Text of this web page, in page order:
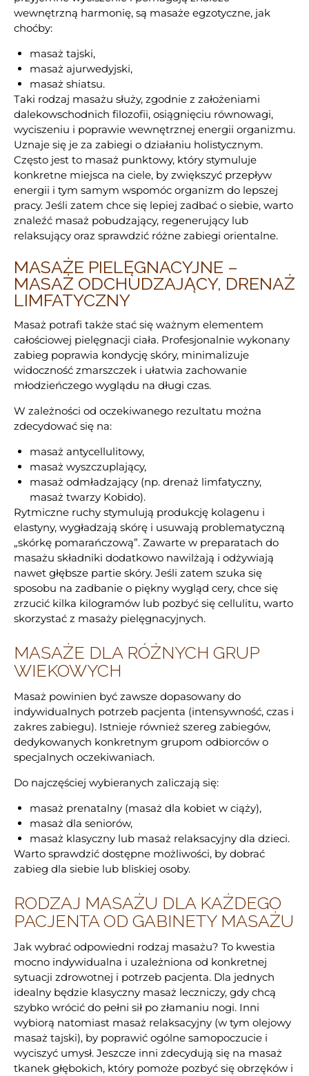
wewnętrzną harmonię, są masaże egzotyczne, jak
choćby:
masaż tajski,
masaż ajurwedyjski,
masaż shiatsu.
Taki rodzaj masażu służy, zgodnie z założeniami
dalekowschodnich filozofii, osiągnięciu równowagi,
wyciszeniu i poprawie wewnętrznej energii organizmu.
Uznaje się je za zabiegi o działaniu holistycznym.
Często jest to masaż punktowy, który stymuluje
konkretne miejsca na ciele, by zwiększyć przepływ
energii i tym samym wspomóc organizm do lepszej
pracy. Jeśli zatem chce się lepiej zadbać o siebie, warto
znaleźć masaż pobudzający, regenerujący lub
relaksujący oraz sprawdzić różne zabiegi orientalne.
MASAŻE PIELĘGNACYJNE –
MASAŻ ODCHUDZAJĄCY, DRENAŻ
LIMFATYCZNY
Masaż potrafi także stać się ważnym elementem
całościowej pielęgnacji ciała. Profesjonalnie wykonany
zabieg poprawia kondycję skóry, minimalizuje
widoczność zmarszczek i ułatwia zachowanie
młodzieńczego wyglądu na długi czas.
W zależności od oczekiwanego rezultatu można
zdecydować się na:
masaż antycellulitowy,
masaż wyszczuplający,
masaż odmładzający (np. drenaż limfatyczny,
masaż twarzy Kobido).
Rytmiczne ruchy stymulują produkcję kolagenu i
elastyny, wygładzają skórę i usuwają problematyczną
„skórkę pomarańczową”. Zawarte w preparatach do
masażu składniki dodatkowo nawilżają i odżywiają
nawet głębsze partie skóry. Jeśli zatem szuka się
sposobu na zadbanie o piękny wygląd cery, chce się
zrzucić kilka kilogramów lub pozbyć się cellulitu, warto
skorzystać z masaży pielęgnacyjnych.
MASAŻE DLA RÓŻNYCH GRUP
WIEKOWYCH
Masaż powinien być zawsze dopasowany do
indywidualnych potrzeb pacjenta (intensywność, czas i
zakres zabiegu). Istnieje również szereg zabiegów,
dedykowanych konkretnym grupom odbiorców o
specjalnych oczekiwaniach.
Do najczęściej wybieranych zaliczają się:
masaż prenatalny (masaż dla kobiet w ciąży),
masaż dla seniorów,
masaż klasyczny lub masaż relaksacyjny dla dzieci.
Warto sprawdzić dostępne możliwości, by dobrać
zabieg dla siebie lub bliskiej osoby.
RODZAJ MASAŻU DLA KAŻDEGO
PACJENTA OD GABINETY MASAŻU
Jak wybrać odpowiedni rodzaj masażu? To kwestia
mocno indywidualna i uzależniona od konkretnej
sytuacji zdrowotnej i potrzeb pacjenta. Dla jednych
idealny będzie klasyczny masaż leczniczy, gdy chcą
szybko wrócić do pełni sił po złamaniu nogi. Inni
wybiorą natomiast masaż relaksacyjny (w tym olejowy
masaż tajski), by poprawić ogólne samopoczucie i
wyciszyć umysł. Jeszcze inni zdecydują się na masaż
tkanek głębokich, który pomoże pozbyć się obrzęków i